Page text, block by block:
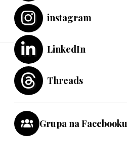
instagram
LinkedIn
Threads
Grupa na Facebooku